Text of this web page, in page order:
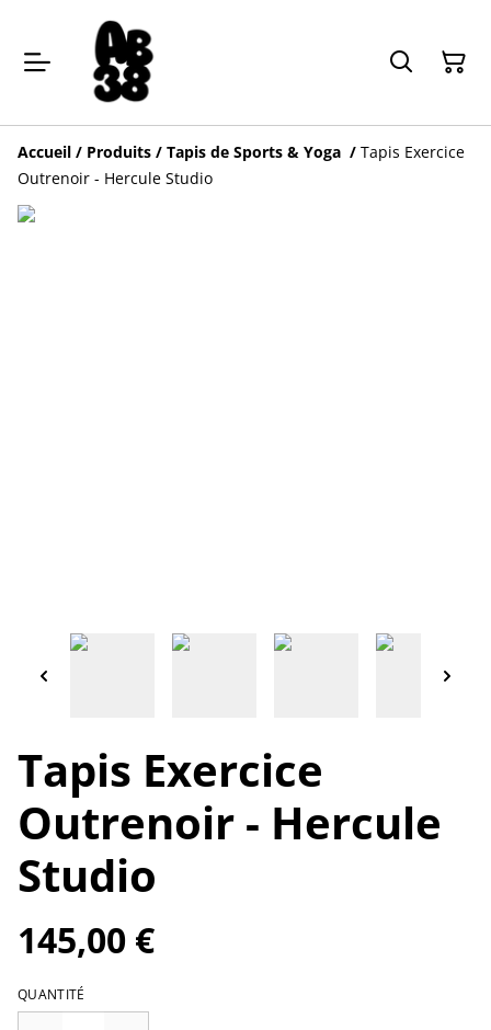
Accueil / Produits / Tapis de Sports & Yoga / Tapis Exercice
Outrenoir - Hercule Studio
Tapis Exercice
Outrenoir - Hercule
Studio
145,00 €
QUANTITÉ